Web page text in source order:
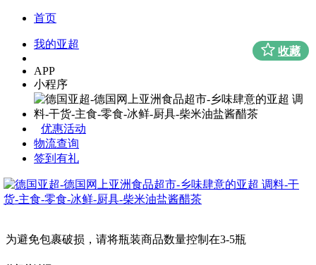
首页
我的亚超
APP
小程序
优惠活动
物流查询
签到有礼
为避免包裹破损，请将瓶装商品数量控制在3-5瓶
收藏